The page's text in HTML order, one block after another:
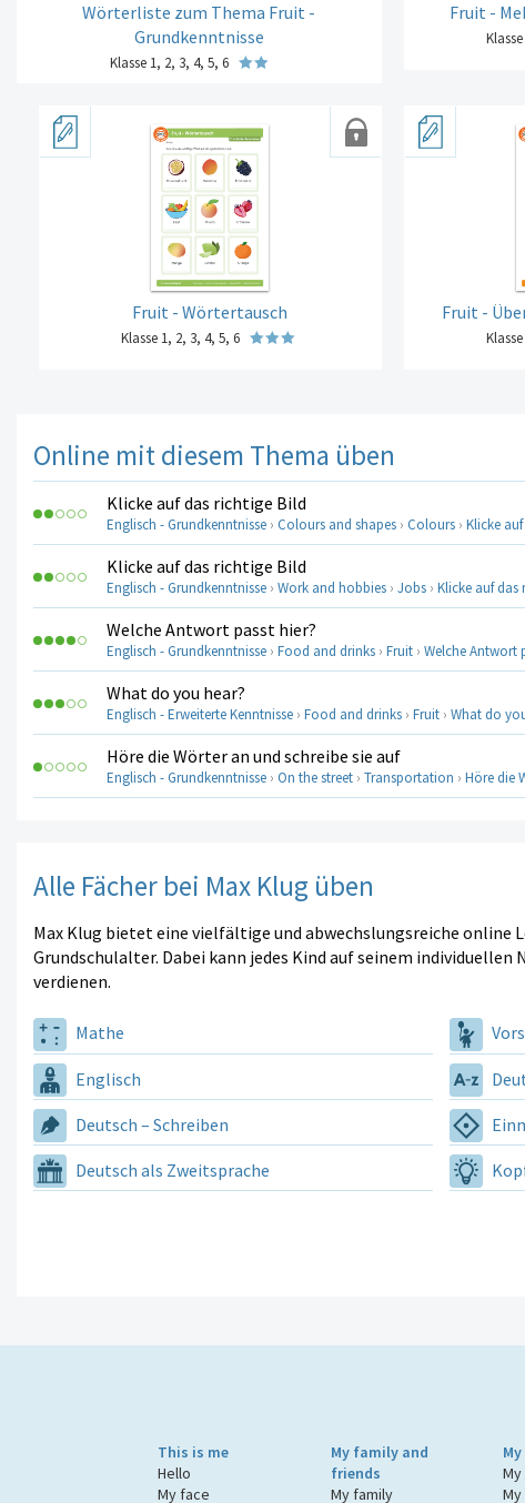
Wörterliste zum Thema Fruit -
Grundkenntnisse
Klasse 1, 2, 3, 4, 5, 6
Fruit -
Fruit - Wörtertausch
Klasse 1, 2, 3, 4, 5, 6
Fruit -
Online mit diesem Thema üben
Klicke auf das richtige Bild
Englisch - Grundkenntnisse › Colours and shapes › Colours › Klicke
Klicke auf das richtige Bild
Englisch - Grundkenntnisse › Work and hobbies › Jobs › Klicke auf das
Welche Antwort passt hier?
Englisch - Grundkenntnisse › Food and drinks › Fruit › Welche Antwort
What do you hear?
Englisch - Erweiterte Kenntnisse › Food and drinks › Fruit › What do
Höre die Wörter an und schreibe sie auf
Englisch - Grundkenntnisse › On the street › Transportation › Höre die
Alle Fächer bei Max Klug üben
Max Klug bietet eine vielfältige und abwechslungsreiche
Grundschulalter. Dabei kann jedes Kind auf seinem individuellen
verdienen.
Mathe
Englisch
Deutsch – Schreiben
Deutsch als Zweitsprache
This is me
Hello
My face
My family and
friends
My family